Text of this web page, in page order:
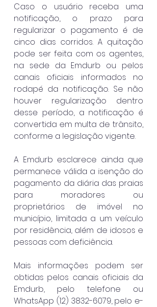
Caso o usuário receba uma
notificação, o prazo para
regularizar o pagamento é de
cinco dias corridos. A quitação
pode ser feita com os agentes,
na sede da Emdurb ou pelos
canais oficiais informados no
rodapé da notificação. Se não
houver regularização dentro
desse período, a notificação é
convertida em multa de trânsito,
conforme a legislação vigente.
A Emdurb esclarece ainda que
permanece válida a isenção do
pagamento da diária das praias
para moradores ou
proprietários de imóvel no
município, limitada a um veículo
por residência, além de idosos e
pessoas com deficiência.
Mais informações podem ser
obtidas pelos canais oficiais da
Emdurb, pelo telefone ou
WhatsApp (12) 3832-6079, pelo e-